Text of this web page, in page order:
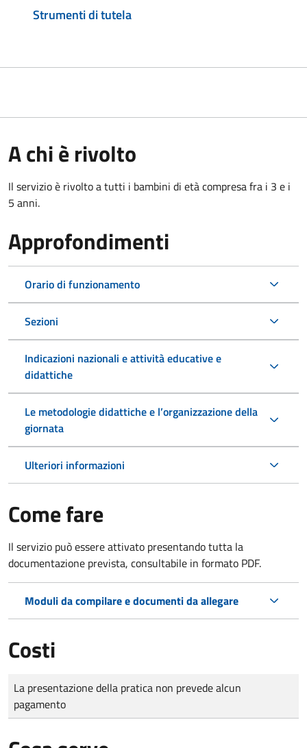
Strumenti di tutela
A chi è rivolto
Il servizio è rivolto a tutti i bambini di età compresa fra i 3 e i
5 anni.
Approfondimenti
Orario di funzionamento
Sezioni
Indicazioni nazionali e attività educative e
didattiche
Le metodologie didattiche e l’organizzazione della
giornata
Ulteriori informazioni
Come fare
Il servizio può essere attivato presentando tutta la
documentazione prevista, consultabile in formato PDF.
Moduli da compilare e documenti da allegare
Costi
Tipo di pagamento
Importo
La presentazione della pratica non prevede alcun
pagamento